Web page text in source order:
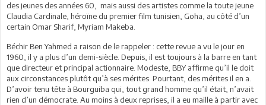
des jeunes des années 60, mais aussi des artistes comme la toute jeune
Claudia Cardinale, héroïne du premier film tunisien, Goha, au côté d’un
certain Omar Sharif, Myriam Makeba.
Béchir Ben Yahmed a raison de le rappeler : cette revue a vu le jour en
1960, il y a plus d’un demi-siècle. Depuis, il est toujours à la barre en tant
que directeur et principal actionnaire. Modeste, BBY affirme qu’il le doit
aux circonstances plutôt qu’à ses mérites. Pourtant, des mérites il en a.
D’avoir tenu tête à Bourguiba qui, tout grand homme qu’il était, n’avait
rien d’un démocrate. Au moins à deux reprises, il a eu maille à partir avec